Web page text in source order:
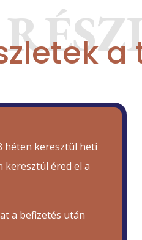
héten keresztül heti
keresztül éred el a
a befizetés után